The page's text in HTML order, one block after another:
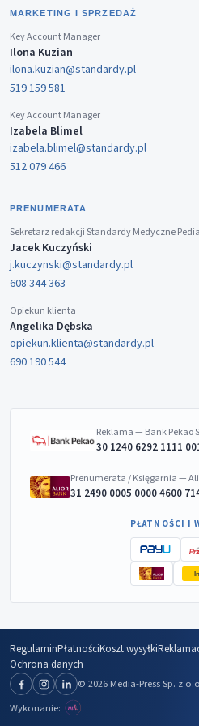
MARKETING I SPRZEDAŻ
Key Account Manager
Ilona Kuzian
ilona.kuzian@standardy.pl
519 159 581
Key Account Manager
Izabela Blimel
izabela.blimel@standardy.pl
512 079 466
PRENUMERATA
Sekretarz redakcji Standardy Medyczne
Jacek Kuczyński
j.kuczynski@standardy.pl
608 344 363
Opiekun klienta
Angelika Dębska
opiekun.klienta@standardy.pl
690 190 544
Reklama — Bank Pekao
30 1240 6292 1111
Prenumerata / Księgarnia —
31 2490 0005 0000 4600
PŁATNOŚCI I
RegulaminPłatnościKoszt wysyłki
Ochrona danych
© 2026 Media-Press Sp. z
Wykonanie: